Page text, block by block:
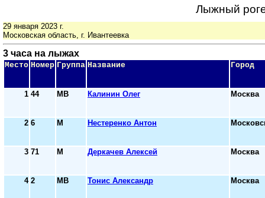
Лыжный
29 января 2023 г.
Московская область, г. Ивантеевка
3 часа на лыжах
Место Номер Группа Название Город
1 44 МВ Калинин Олег Москва
2 6 М Нестеренко Антон
3 71 М Деркачев Алексей Москва
4 2 МВ Тонис Александр Москва